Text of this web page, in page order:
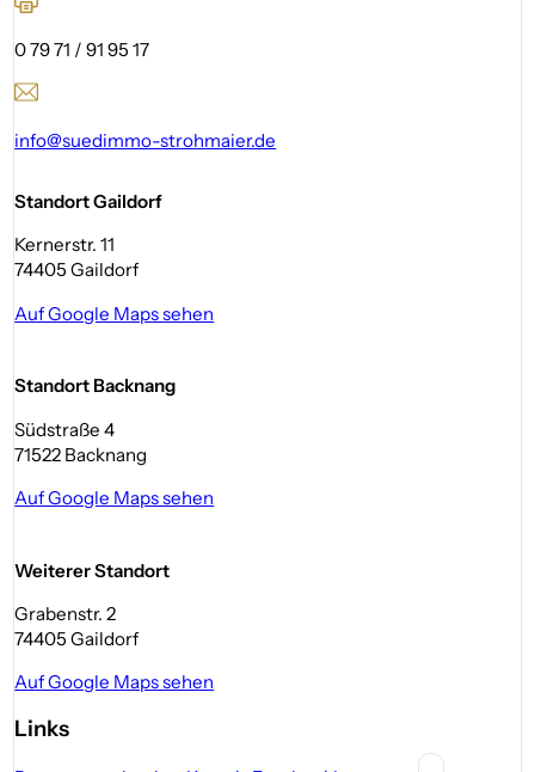
0 79 71 / 91 95 17
info@suedimmo-strohmaier.de
Standort Gaildorf
Kernerstr. 11
74405 Gaildorf
Auf Google Maps sehen
Standort Backnang
Südstraße 4
71522 Backnang
Auf Google Maps sehen
Weiterer Standort
Grabenstr. 2
74405 Gaildorf
Auf Google Maps sehen
Links